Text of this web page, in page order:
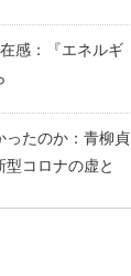
感：『エネルギ
ったのか：青柳貞
コロナの虚と